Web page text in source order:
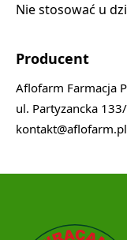
Nie stosować u
Producent
Aflofarm Farmacja
ul. Partyzancka
kontakt@aflofarm.pl